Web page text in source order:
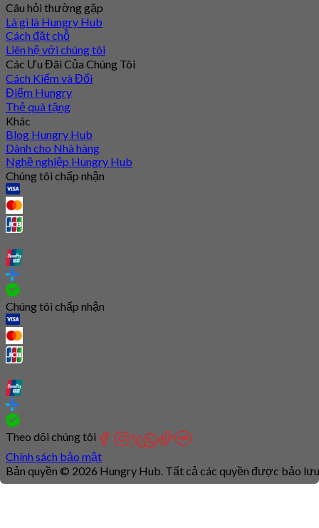
Câu hỏi thường gặp
Là gì là Hungry Hub
Cách đặt chỗ
Liên hệ với chúng tôi
Các Ưu Đãi Của Chúng Tôi
Cách Kiếm và Đổi
Điểm Hungry
Thẻ quà tặng
Khác
Blog Hungry Hub
Dành cho Nhà hàng
Nghề nghiệp Hungry Hub
Chúng tôi chấp nhận
Chúng tôi chấp nhận
Theo dõi chúng tôi
Chính sách bảo mật
Bản quyền © 2026 Hungry Hub. Tất cả các quyền được bảo
Connection